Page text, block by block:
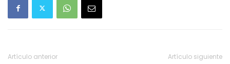
Artículo anterior Artículo siguiente